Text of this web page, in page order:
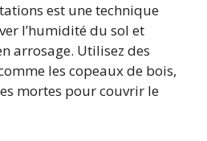
est une technique
l’humidité du sol et
arrosage. Utilisez des
les copeaux de bois,
mortes pour couvrir le